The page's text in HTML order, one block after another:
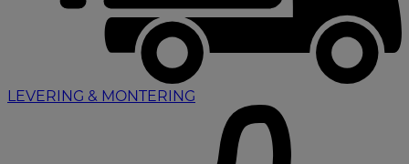
LEVERING & MONTERING